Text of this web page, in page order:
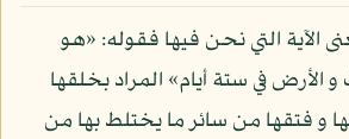
الآية التي نحن فيها فقوله: «هو
الأرض في ستة أيام» المراد بخلقها
و فتقها من سائر ما يختلط بها من